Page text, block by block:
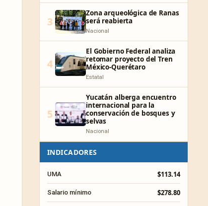
3
Zona arqueológica de Ranas
será reabierta
Nacional
4
El Gobierno Federal analiza
retomar proyecto del Tren
México-Querétaro
Estatal
5
Yucatán alberga encuentro
internacional para la
conservación de bosques y
selvas
Nacional
INDICADORES
UMA $113.14
Salario mínimo $278.80